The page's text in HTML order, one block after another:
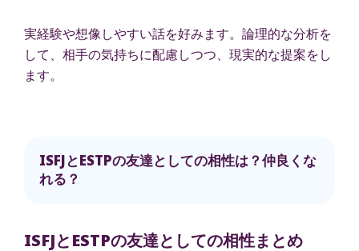
実経験や想像しやすい話を好みます。論理的な分析を
して、相手の気持ちに配慮しつつ、現実的な提案をし
ます。
ISFJとESTPの友達としての相性は？仲良くな
れる？
ISFJとESTPの友達としての相性まとめ